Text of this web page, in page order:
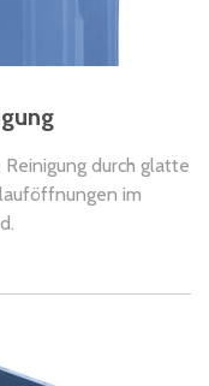
durch glatte
im